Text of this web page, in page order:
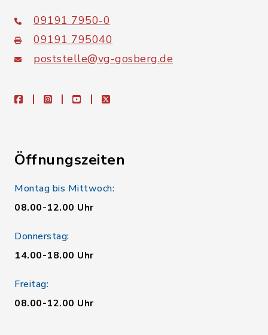
09191 7950-0
09191 795040
poststelle@vg-gosberg.de
facebookinstagramyoutubeX
Öffnungszeiten
Montag bis Mittwoch:
08.00-12.00 Uhr
Donnerstag:
14.00-18.00 Uhr
Freitag:
08.00-12.00 Uhr